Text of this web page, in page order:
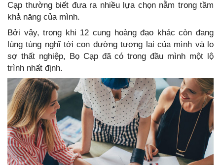
Cạp thường biết đưa ra nhiều lựa chọn nằm trong tầm
khả năng của mình.
Bởi vậy, trong khi 12 cung hoàng đạo khác còn đang
lúng túng nghĩ tới con đường tương lai của mình và lo
sợ thất nghiệp, Bọ Cạp đã có trong đầu mình một lộ
trình nhất định.